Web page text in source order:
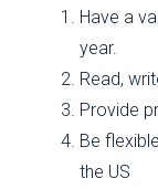
Have a
year.
Read,
Provide
Be
the US